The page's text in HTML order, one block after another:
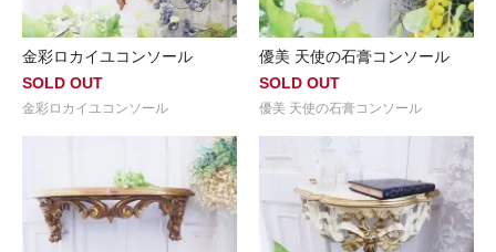
金彩ロカイユコンソール
SOLD OUT
金彩ロカイユコンソール
優美 天使の石膏コンソール
SOLD OUT
優美 天使の石膏コンソール